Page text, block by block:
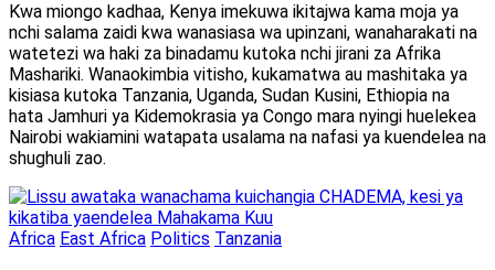
Kwa miongo kadhaa, Kenya imekuwa ikitajwa kama moja ya
nchi salama zaidi kwa wanasiasa wa upinzani, wanaharakati na
watetezi wa haki za binadamu kutoka nchi jirani za Afrika
Mashariki. Wanaokimbia vitisho, kukamatwa au mashitaka ya
kisiasa kutoka Tanzania, Uganda, Sudan Kusini, Ethiopia na
hata Jamhuri ya Kidemokrasia ya Congo mara nyingi huelekea
Nairobi wakiamini watapata usalama na nafasi ya kuendelea na
shughuli zao.
Africa East Africa Politics Tanzania